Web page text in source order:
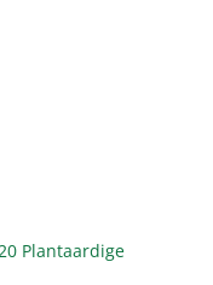
Plantaardige